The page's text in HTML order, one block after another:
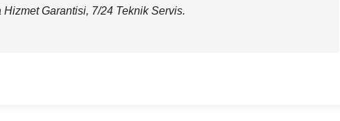
Hizmet Garantisi, 7/24 Teknik Servis.